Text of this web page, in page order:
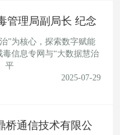
管理局副局长 纪念
”为核心，探索数字赋能
信息专网与“大数据慧治
平
2025-07-29
桥通信技术有限公